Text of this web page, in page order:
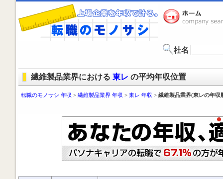
社名
繊維製品業界における 東レ の平均年収位置
転職のモノサシ 年収 > 繊維製品業界 年収 > 東レ 年収 > 繊維製品業界(東レの年収